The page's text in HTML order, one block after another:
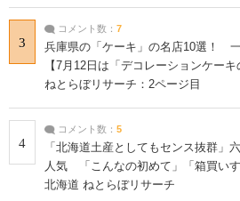
3
コメント数： 7
兵庫県の「ケーキ」の名店10選！
【7月12日は「デコレーションケー
ねとらぼリサーチ：2ページ目
4
コメント数： 5
「北海道土産としてもセンス抜群」
人気 「こんなの初めて」「箱買いす
北海道 ねとらぼリサーチ